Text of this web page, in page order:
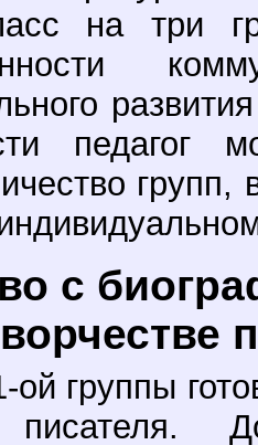
на три
педагог
групп,
с
группы